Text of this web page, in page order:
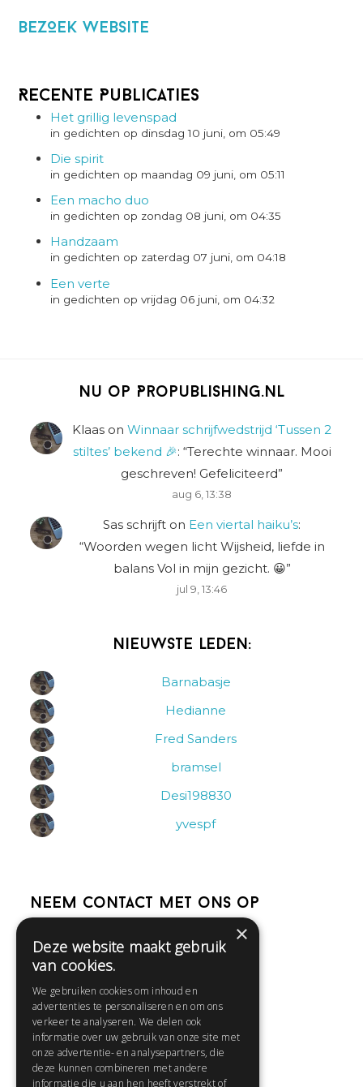
BezOek website
Recente Publicaties
Het grillig levenspad
in gedichten op dinsdag 10 juni, om 05:49
Die spirit
in gedichten op maandag 09 juni, om 05:11
Een macho duo
in gedichten op zondag 08 juni, om 04:35
Handzaam
in gedichten op zaterdag 07 juni, om 04:18
Een verte
in gedichten op vrijdag 06 juni, om 04:32
Nu op Propublishing.nl
Klaas on Winnaar schrijfwedstrijd ‘Tussen 2
stiltes’ bekend 🎉: “Terechte winnaar. Mooi
geschreven! Gefeliciteerd”
aug 6, 13:38
Sas schrijft on Een viertal haiku’s:
“Woorden wegen licht Wijsheid, liefde in
balans Vol in mijn gezicht. 😀”
jul 9, 13:46
Nieuwste leden:
Barnabasje
Hedianne
Fred Sanders
bramsel
Desi198830
yvespf
Neem contact met ons op
Help
Contact
Huisregels
Snel naar:
×
Deze website maakt gebruik
van cookies.
We gebruiken cookies om inhoud en
advertenties te personaliseren en om ons
verkeer te analyseren. We delen ook
informatie over uw gebruik van onze site met
onze advertentie- en analysepartners, die
deze kunnen combineren met andere
informatie die u aan hen heeft verstrekt of